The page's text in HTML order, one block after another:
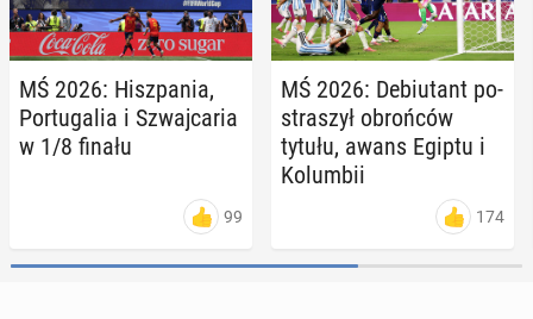
MŚ 2026: Hisz­pa­nia,
Por­tu­ga­lia i Szwaj­ca­ria
w 1/8 finału
99
MŚ 2026: De­biu­tant po­
stra­szył obroń­ców
tytułu, awans Egiptu i
Ko­lum­bii
174